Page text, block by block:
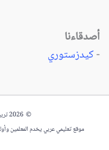
أصدقاءنا
-كيدزستوري
© 2026 تربية دوت كوم – جميع الحقوق محفوظة.
موقع تعليمي عربي يخدم المعلمين